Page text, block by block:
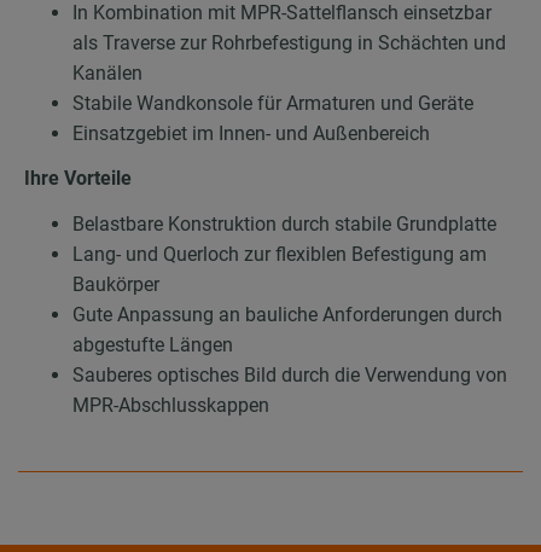
In Kombination mit MPR-Sattelflansch einsetzbar
als Traverse zur Rohrbefestigung in Schächten und
Kanälen
Stabile Wandkonsole für Armaturen und Geräte
Einsatzgebiet im Innen- und Außenbereich
Ihre Vorteile
Belastbare Konstruktion durch stabile Grundplatte
Lang- und Querloch zur flexiblen Befestigung am
Baukörper
Gute Anpassung an bauliche Anforderungen durch
abgestufte Längen
Sauberes optisches Bild durch die Verwendung von
MPR-Abschlusskappen